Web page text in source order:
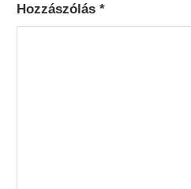
Hozzászólás*